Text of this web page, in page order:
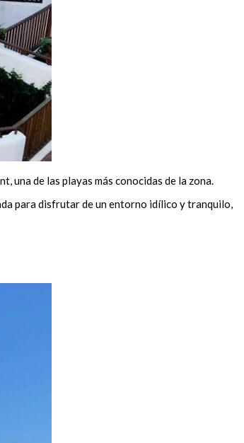
una de las playas más conocidas de la zona.
para disfrutar de un entorno idílico y tranquilo,